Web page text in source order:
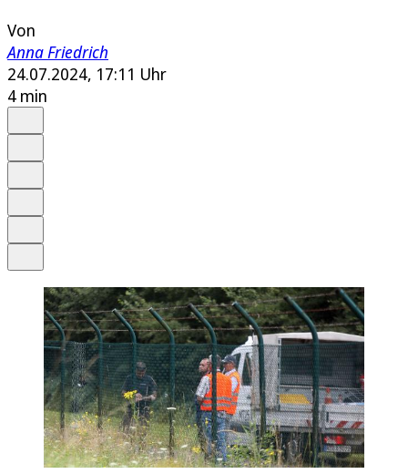
Von
Anna Friedrich
24.07.2024, 17:11 Uhr
4 min